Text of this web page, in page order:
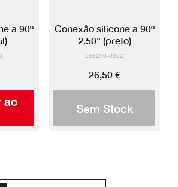
ao
a 90º
Sem Stock
Conexâo silicone a 90º
2.50" (preto)
553250-0052
26,50 €